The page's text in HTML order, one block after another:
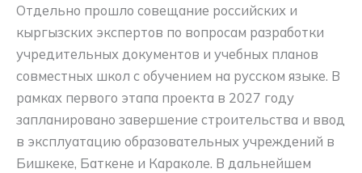
Отдельно прошло совещание российских и
кыргызских экспертов по вопросам разработки
учредительных документов и учебных планов
совместных школ с обучением на русском языке. В
рамках первого этапа проекта в 2027 году
запланировано завершение строительства и ввод
в эксплуатацию образовательных учреждений в
Бишкеке, Баткене и Караколе. В дальнейшем